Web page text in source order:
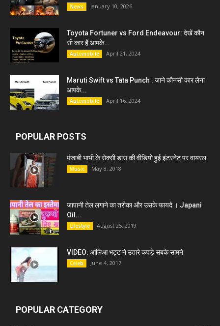
News January 10, 2026
Toyota Fortuner vs Ford Endeavour: देखें कौन
सी कार हैं आपके...
Automobile April 21, 2024
Maruti Swift vs Tata Punch : जाने कौनसी कार लेना
आपके...
Automobile April 16, 2024
POPULAR POSTS
पंजाबी भाभी के सेक्सी डांस की वीडियो हुई इंटरनेट पर वायरल
Music May 8, 2018
जापानी तेल लगाने का तरीका और उसके फायदे । Japani
Oil...
Lifestyle August 25, 2019
VIDEO: आलिआ भट्ट ने उतारे कपड़े सबके सामने
Celeb June 4, 2017
POPULAR CATEGORY